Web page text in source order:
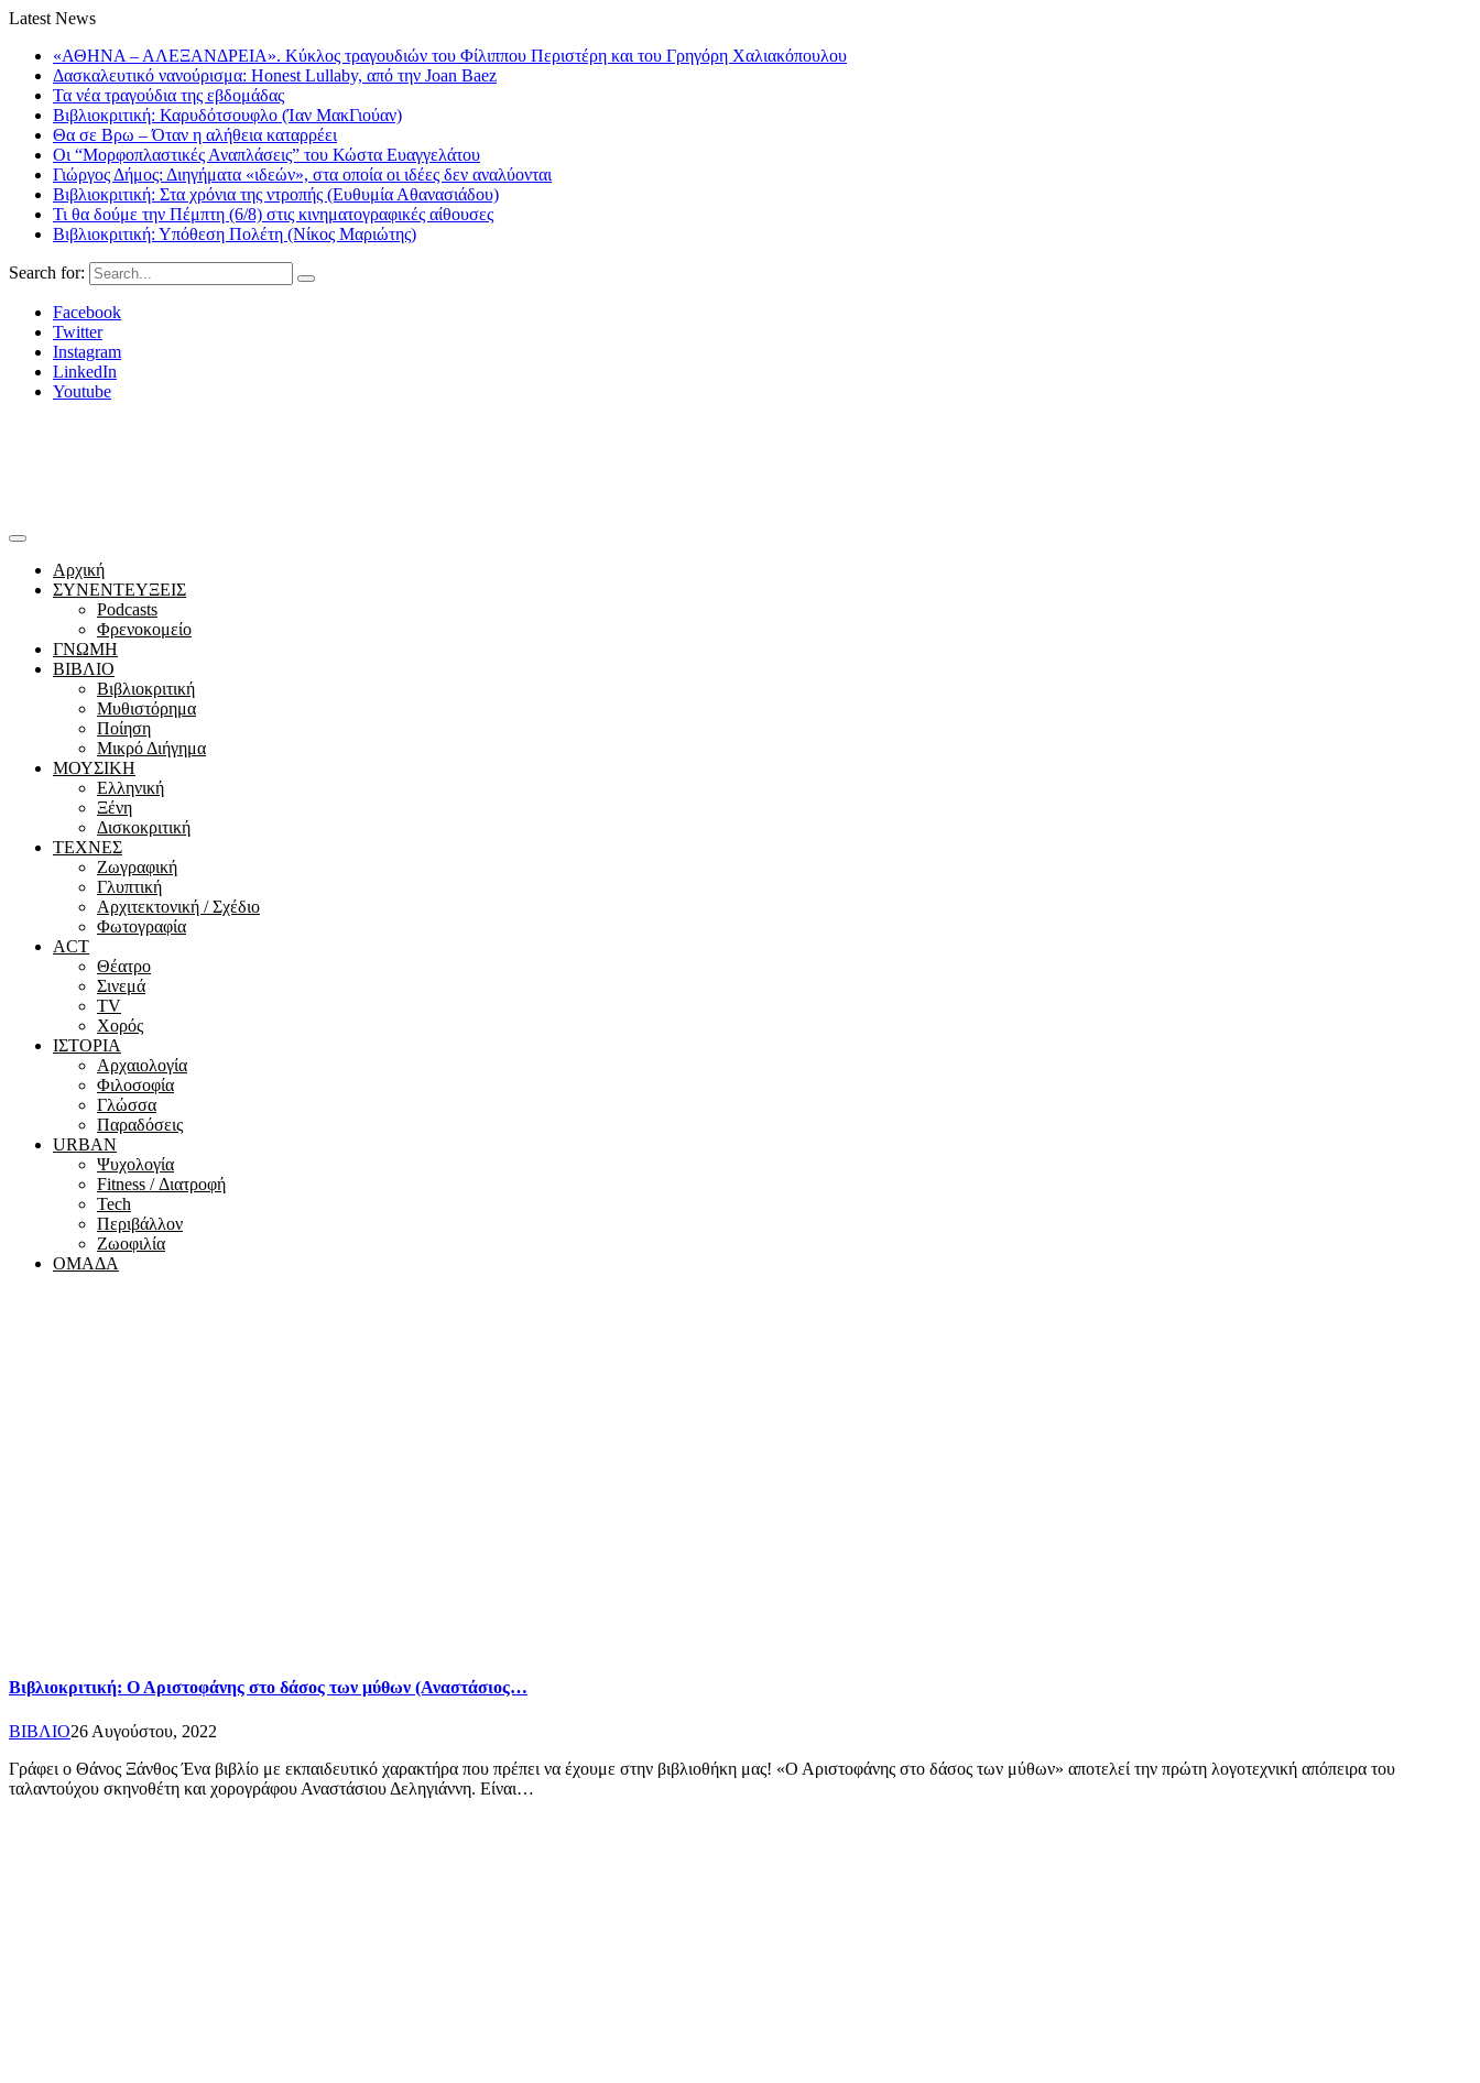
Latest News
«ΑΘΗΝΑ – ΑΛΕΞΑΝΔΡΕΙΑ». Κύκλος τραγουδιών του Φίλιππου Περιστέρη και του Γρηγόρη Χαλιακόπουλου
Δασκαλευτικό νανούρισμα: Honest Lullaby, από την Joan Baez
Τα νέα τραγούδια της εβδομάδας
Βιβλιοκριτική: Καρυδότσουφλο (Ίαν ΜακΓιούαν)
Θα σε Βρω – Όταν η αλήθεια καταρρέει
Οι “Μορφοπλαστικές Αναπλάσεις” του Κώστα Ευαγγελάτου
Γιώργος Δήμος: Διηγήματα «ιδεών», στα οποία οι ιδέες δεν αναλύονται
Βιβλιοκριτική: Στα χρόνια της ντροπής (Ευθυμία Αθανασιάδου)
Τι θα δούμε την Πέμπτη (6/8) στις κινηματογραφικές αίθουσες
Βιβλιοκριτική: Υπόθεση Πολέτη (Νίκος Μαριώτης)
Search for:
Facebook
Twitter
Instagram
LinkedIn
Youtube
Αρχική
ΣΥΝΕΝΤΕΥΞΕΙΣ
Podcasts
Φρενοκομείο
ΓΝΩΜΗ
ΒΙΒΛΙΟ
Βιβλιοκριτική
Μυθιστόρημα
Ποίηση
Μικρό Διήγημα
ΜΟΥΣΙΚΗ
Ελληνική
Ξένη
Δισκοκριτική
ΤΕΧΝΕΣ
Ζωγραφική
Γλυπτική
Αρχιτεκτονική / Σχέδιο
Φωτογραφία
ACT
Θέατρο
Σινεμά
ΤV
Χορός
ΙΣΤΟΡΙΑ
Αρχαιολογία
Φιλοσοφία
Γλώσσα
Παραδόσεις
URBAN
Ψυχολογία
Fitness / Διατροφή
Tech
Περιβάλλον
Ζωοφιλία
ΟΜΑΔΑ
Βιβλιοκριτική: Ο Αριστοφάνης στο δάσος των μύθων (Αναστάσιος…
ΒΙΒΛΙΟ26 Αυγούστου, 2022
Γράφει ο Θάνος Ξάνθος Ένα βιβλίο με εκπαιδευτικό χαρακτήρα που πρέπει να έχουμε στην βιβλιοθήκη μας! «Ο Αριστοφάνης στο δάσος των μύθων» αποτελεί την πρώτη λογοτεχνική απόπειρα του
ταλαντούχου σκηνοθέτη και χορογράφου Αναστάσιου Δεληγιάννη. Είναι…